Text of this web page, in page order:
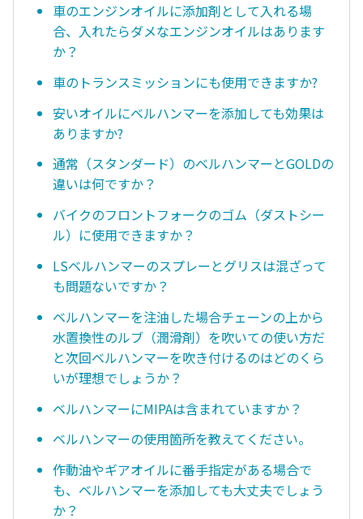
車のエンジンオイルに添加剤として入れる場
合、入れたらダメなエンジンオイルはあります
か？
車のトランスミッションにも使用できますか?
安いオイルにベルハンマーを添加しても効果は
ありますか?
通常（スタンダード）のベルハンマーとGOLDの
違いは何ですか？
バイクのフロントフォークのゴム（ダストシー
ル）に使用できますか？
LSベルハンマーのスプレーとグリスは混ざって
も問題ないですか？
ベルハンマーを注油した場合チェーンの上から
水置換性のルブ（潤滑剤）を吹いての使い方だ
と次回ベルハンマーを吹き付けるのはどのくら
いが理想でしょうか？
ベルハンマーにMIPAは含まれていますか？
ベルハンマーの使用箇所を教えてください。
作動油やギアオイルに番手指定がある場合で
も、ベルハンマーを添加しても大丈夫でしょう
か？